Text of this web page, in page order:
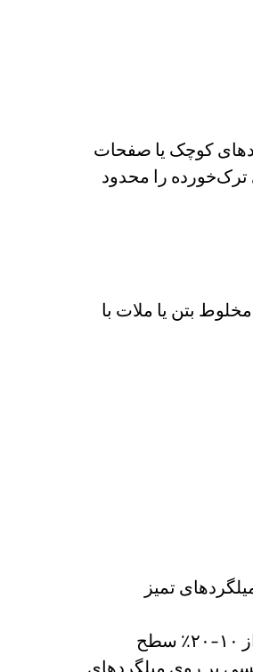
کوچک یا صفحات
را محدود
بتن یا ملات با
تمیز
میلگردهای زنگ‌زده باید کاملاً تمیز (سندبلاست یا برس سیمی) و در صورت از دست دادن بیش از ۱۰-۲۰٪ سطح